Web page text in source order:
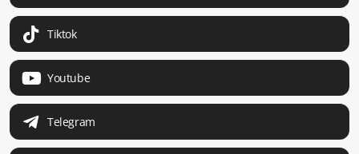
Tiktok
Youtube
Telegram